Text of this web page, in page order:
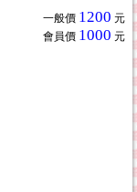
一般價 1200 元
會員價 1000 元